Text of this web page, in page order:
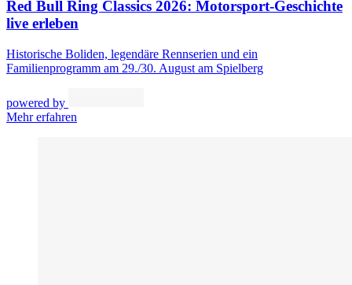
Red Bull Ring Classics 2026: Motorsport-Geschichte
live erleben
Historische Boliden, legendäre Rennserien und ein
Familienprogramm am 29./30. August am Spielberg
powered by
Mehr erfahren